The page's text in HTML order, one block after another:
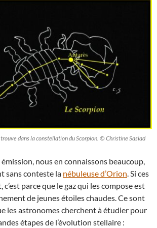
dans la constellation du Scorpion. © Christine Sasiad
nous en connaissons beaucoup,
sans conteste la nébuleuse d’Orion . Si ces
parce que le gaz qui les compose est
de jeunes étoiles chaudes. Ce sont
les astronomes cherchent à étudier pour
étapes de l’évolution stellaire :